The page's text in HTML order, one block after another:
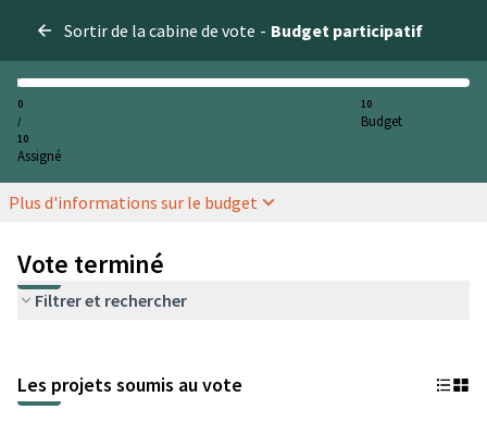
Sortir de la cabine de vote - Budget participatif
0
/
10
Assigné
10
Budget
Plus d'informations sur le budget
Vote terminé
Filtrer et rechercher
Les projets soumis au vote